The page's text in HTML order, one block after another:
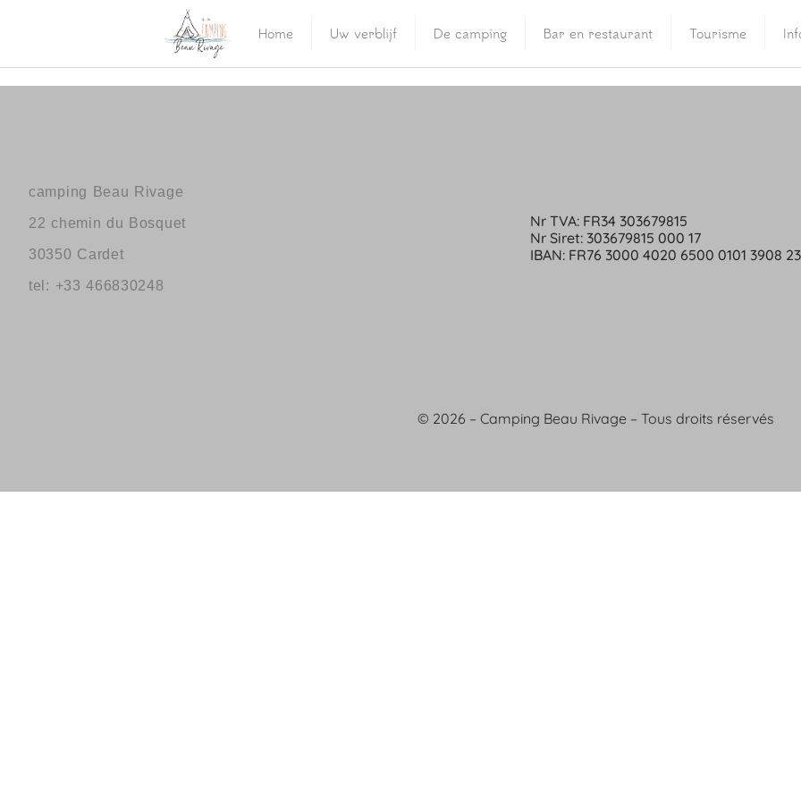
Home Uw verblijf De camping Bar en restaurant Tourisme
camping Beau Rivage
22 chemin du Bosquet
30350 Cardet
tel: +33 466830248
Nr TVA: FR34 303679815
Nr Siret: 303679815 000 17
IBAN: FR76 3000 4020 6500 0101 3908
© 2026 – Camping Beau Rivage – Tous droits réservés